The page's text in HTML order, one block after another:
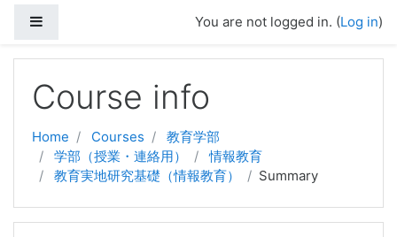
You are not logged in. (Log in)
Course info
Home Courses
教育学部
学部（授業・連絡用）
情報教育
教育実地研究基礎（情報教育）
Summary